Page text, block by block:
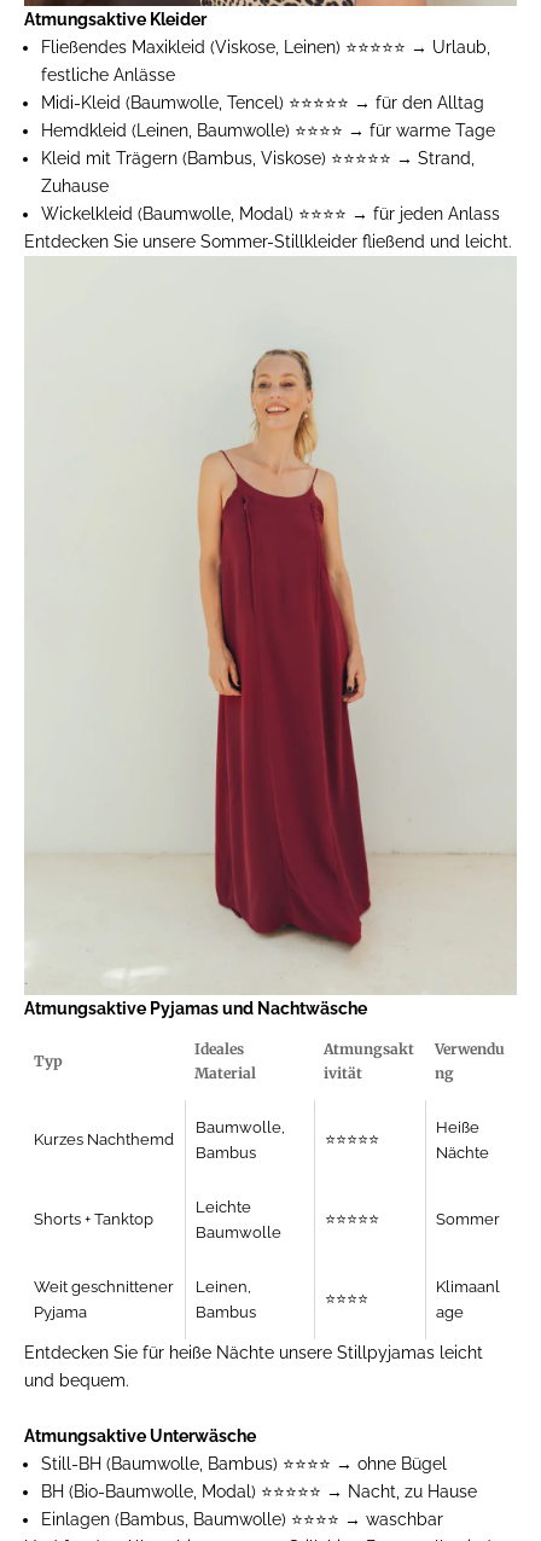
Atmungsaktive Kleider
Fließendes Maxikleid (Viskose, Leinen) ⭐⭐⭐⭐⭐ → Urlaub,
festliche Anlässe
Midi-Kleid (Baumwolle, Tencel) ⭐⭐⭐⭐⭐ → für den Alltag
Hemdkleid (Leinen, Baumwolle) ⭐⭐⭐⭐ → für warme Tage
Kleid mit Trägern (Bambus, Viskose) ⭐⭐⭐⭐⭐ → Strand,
Zuhause
Wickelkleid (Baumwolle, Modal) ⭐⭐⭐⭐ → für jeden Anlass
Entdecken Sie unsere Sommer-Stillkleider fließend und leicht.
Atmungsaktive Pyjamas und Nachtwäsche
Typ
Ideales
Material
Atmungsakt
ivität
Verwendu
ng
Kurzes Nachthemd
Baumwolle,
Bambus
⭐⭐⭐⭐⭐
Heiße
Nächte
Shorts + Tanktop
Leichte
Baumwolle
⭐⭐⭐⭐⭐ Sommer
Weit geschnittener
Pyjama
Leinen,
Bambus
⭐⭐⭐⭐
Klimaanl
age
Entdecken Sie für heiße Nächte unsere Stillpyjamas leicht
und bequem.
Atmungsaktive Unterwäsche
Still-BH (Baumwolle, Bambus) ⭐⭐⭐⭐ → ohne Bügel
BH (Bio-Baumwolle, Modal) ⭐⭐⭐⭐⭐ → Nacht, zu Hause
Einlagen (Bambus, Baumwolle) ⭐⭐⭐⭐ → waschbar